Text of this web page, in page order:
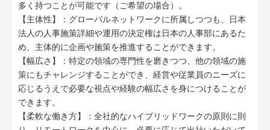
多く持つことが可能です（ご希望の場合）。
【主体性】：グローバルネットワークに所属しつつも、日本
法人の人事施策詳細や運用の決定権は日本の人事部にあるた
め、主体的に企画や施策を推進することができます。
【幅広さ】：特定の領域の専門性を磨きつつ、他の領域の施
策にもチャレンジすることができ、経営や従業員のニーズに
応じるうえで必要な視点や経験の幅広さを身につけることが
できます。
【柔軟な働き方】：全社的なハイブリッドワークの原則に則